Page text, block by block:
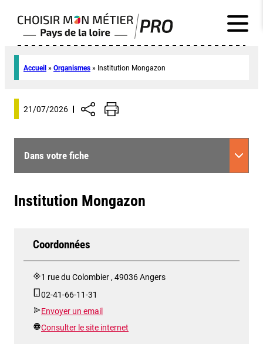
Accueil » Organismes » Institution Mongazon
21/07/2026
Dans votre fiche
Institution Mongazon
Coordonnées
1 rue du Colombier , 49036 Angers
02-41-66-11-31
Envoyer un email
Consulter le site internet